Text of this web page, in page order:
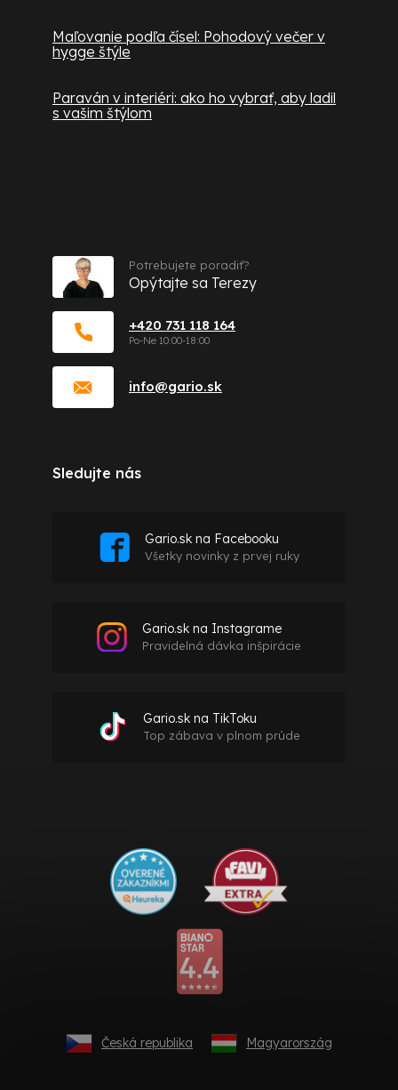
Maľovanie podľa čísel: Pohodový večer v
hygge štýle
Paraván v interiéri: ako ho vybrať, aby ladil
s vašim štýlom
info@gario.sk
+420 731 118 164
Potrebujete poradiť?
Opýtajte sa Terezy
Sledujte nás
Gario.sk na Facebooku
Všetky novinky z prvej ruky
Gario.sk na Instagrame
Pravidelná dávka inšpirácie
Gario.sk na TikToku
Top zábava v plnom prúde
Česká republika Magyarország